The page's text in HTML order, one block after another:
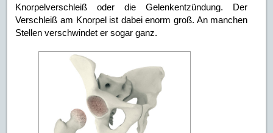
Knorpelverschleiß oder die Gelenkentzündung. Der
Verschleiß am Knorpel ist dabei enorm groß. An manchen
Stellen verschwindet er sogar ganz.